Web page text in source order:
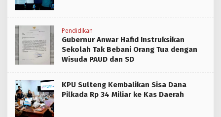
Pendidikan
Gubernur Anwar Hafid Instruksikan
Sekolah Tak Bebani Orang Tua dengan
Wisuda PAUD dan SD
KPU Sulteng Kembalikan Sisa Dana
Pilkada Rp 34 Miliar ke Kas Daerah